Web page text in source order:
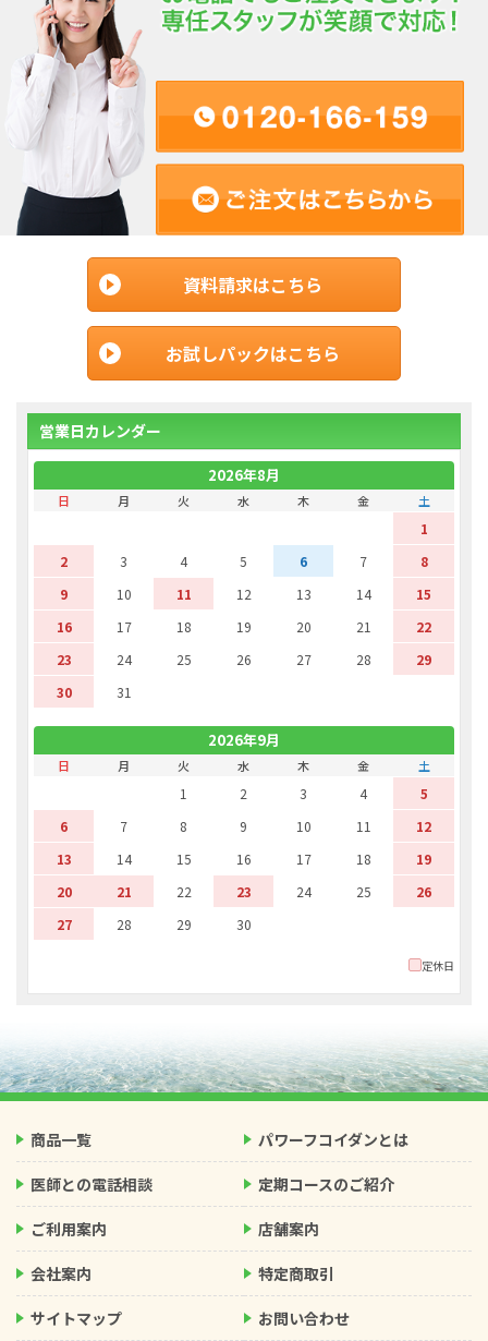
資料請求はこちら
お試しパックはこちら
営業日カレンダー
2026年8月
日 月 火 水 木 金 土
1
2
3 4 5 6 7
8
9
10 11 12 13 14
15
16
17 18 19 20 21
22
23
24 25 26 27 28
29
30
31
2026年9月
日 月 火 水 木 金 土
1 2 3 4
5
6
7 8 9 10 11
12
13
14 15 16 17 18
19
20
21 22 23 24 25
26
27
28 29 30
定休日
商品一覧 パワーフコイダンとは
医師との電話相談 定期コースのご紹介
ご利用案内 店舗案内
会社案内 特定商取引
サイトマップ お問い合わせ